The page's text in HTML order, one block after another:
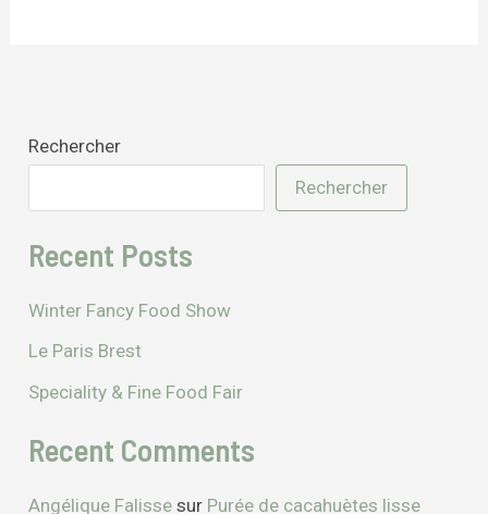
Rechercher
Rechercher
Recent Posts
Winter Fancy Food Show
Le Paris Brest
Speciality & Fine Food Fair
Recent Comments
Angélique Falisse sur Purée de cacahuètes lisse